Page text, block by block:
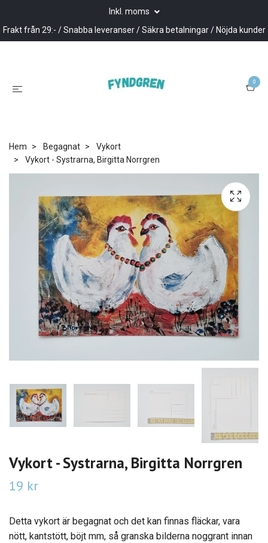
Inkl. moms
Frakt från 29:- / Snabba leveranser / Säkra betalningar / Nöjda kunder
0
Hem Begagnat
Vykort
Vykort - Systrarna, Birgitta Norrgren
Vykort - Systrarna, Birgitta Norrgren
19 kr
Detta vykort är begagnat och det kan finnas fläckar, vara
nött, kantstött, böjt mm, så granska bilderna noggrant innan